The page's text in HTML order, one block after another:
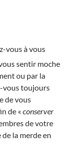
vous à vous
sentir moche
ou par la
vous toujours
de vous
de « conserver
de votre
la merde en